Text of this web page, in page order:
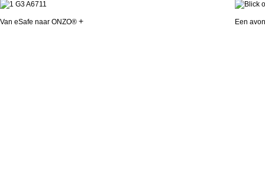
Van eSafe naar ONZO® Een